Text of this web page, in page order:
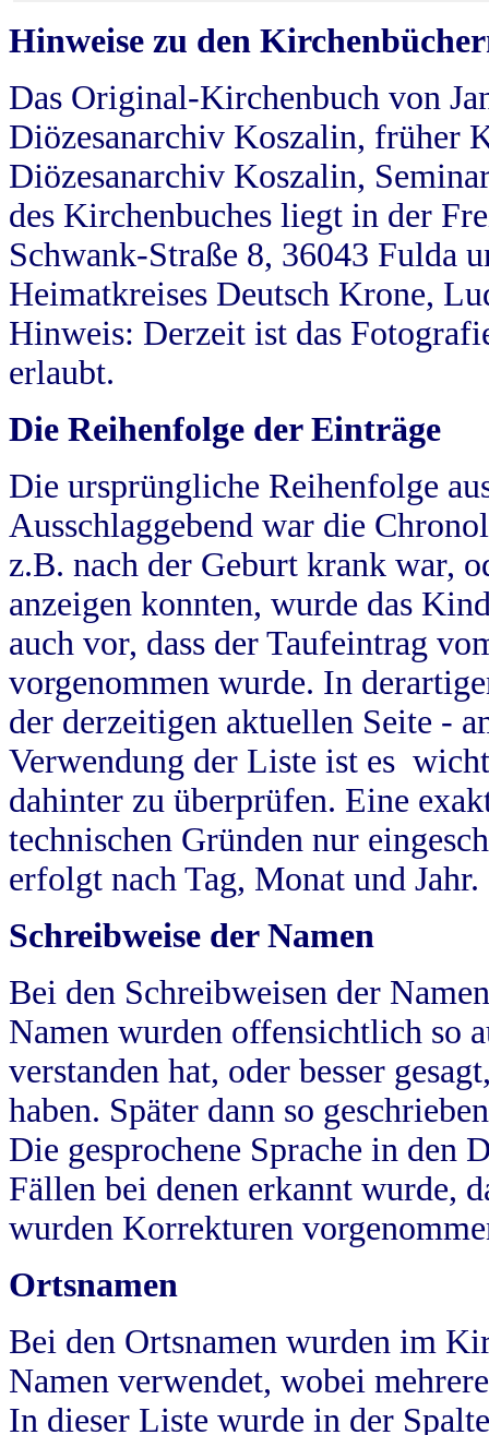
Hinweise zu den
Das Original-Kirchenbuch von
Diözesanarchiv Koszalin, früher
Diözesanarchiv Koszalin,
des Kirchenbuches liegt in der
Schwank-Straße 8, 36043 Fulda
Heimatkreises Deutsch Krone,
Hinweis: Derzeit ist das
erlaubt.
Die Reihenfolge der Einträge
Die ursprüngliche Reihenfolge
Ausschlaggebend war die
z.B. nach der Geburt krank war,
anzeigen konnten, wurde das
auch vor, dass der Taufeintrag
vorgenommen wurde. In
der derzeitigen aktuellen Seite -
Verwendung der Liste ist es
dahinter zu überprüfen. Eine
technischen Gründen nur
erfolgt nach Tag, Monat und Jahr.
Schreibweise der Namen
Bei den Schreibweisen der
Namen wurden offensichtlich so
verstanden hat, oder besser
haben. Später dann so
Die gesprochene Sprache in
Fällen bei denen erkannt wurde,
wurden Korrekturen
Ortsnamen
Bei den Ortsnamen wurden im
Namen verwendet, wobei
In dieser Liste wurde in der